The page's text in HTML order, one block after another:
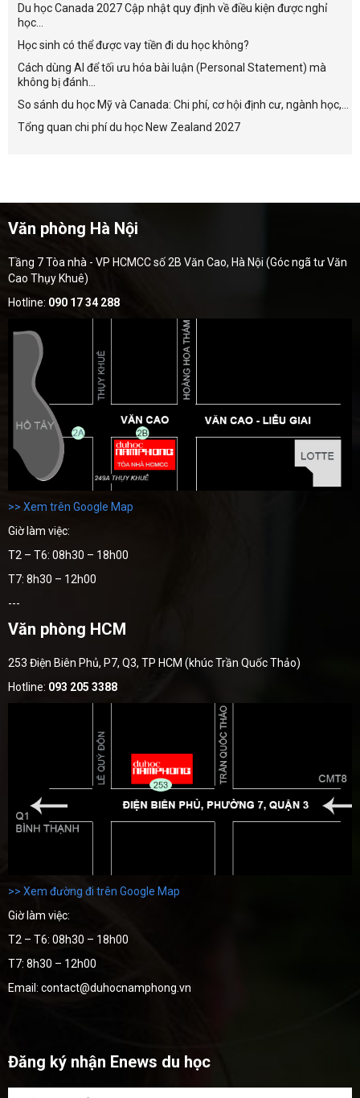
Du học Canada 2027 Cập nhật quy định về điều kiện được nghỉ
học...
Học sinh có thể được vay tiền đi du học không?
Cách dùng AI để tối ưu hóa bài luận (Personal Statement) mà
không bị đánh...
So sánh du học Mỹ và Canada: Chi phí, cơ hội định cư, ngành học,...
Tổng quan chi phí du học New Zealand 2027
Văn phòng Hà Nội
Tầng 7 Tòa nhà - VP HCMCC số 2B Văn Cao, Hà Nội (Góc ngã tư Văn
Cao Thụy Khuê)
Hotline: 090 17 34 288
>> Xem trên Google Map
Giờ làm việc:
T2 – T6: 08h30 – 18h00
T7: 8h30 – 12h00
---
Văn phòng HCM
253 Điện Biên Phủ, P7, Q3, TP HCM (khúc Trần Quốc Thảo)
Hotline: 093 205 3388
>> Xem đường đi trên Google Map
Giờ làm việc:
T2 – T6: 08h30 – 18h00
T7: 8h30 – 12h00
Email: contact@duhocnamphong.vn
Đăng ký nhận Enews du học